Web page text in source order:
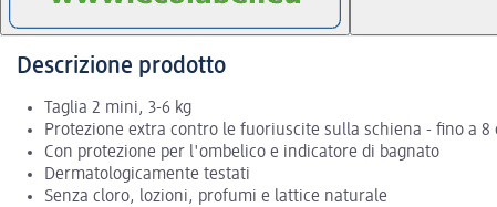
Descrizione prodotto
Taglia 2 mini, 3-6 kg
Protezione extra contro le fuoriuscite sulla schiena - fino a 8
Con protezione per l'ombelico e indicatore di bagnato
Dermatologicamente testati
Senza cloro, lozioni, profumi e lattice naturale